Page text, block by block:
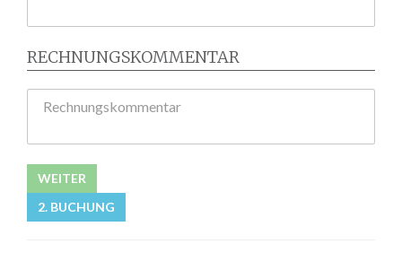
RECHNUNGSKOMMENTAR
Rechnungskommentar
WEITER
2. BUCHUNG